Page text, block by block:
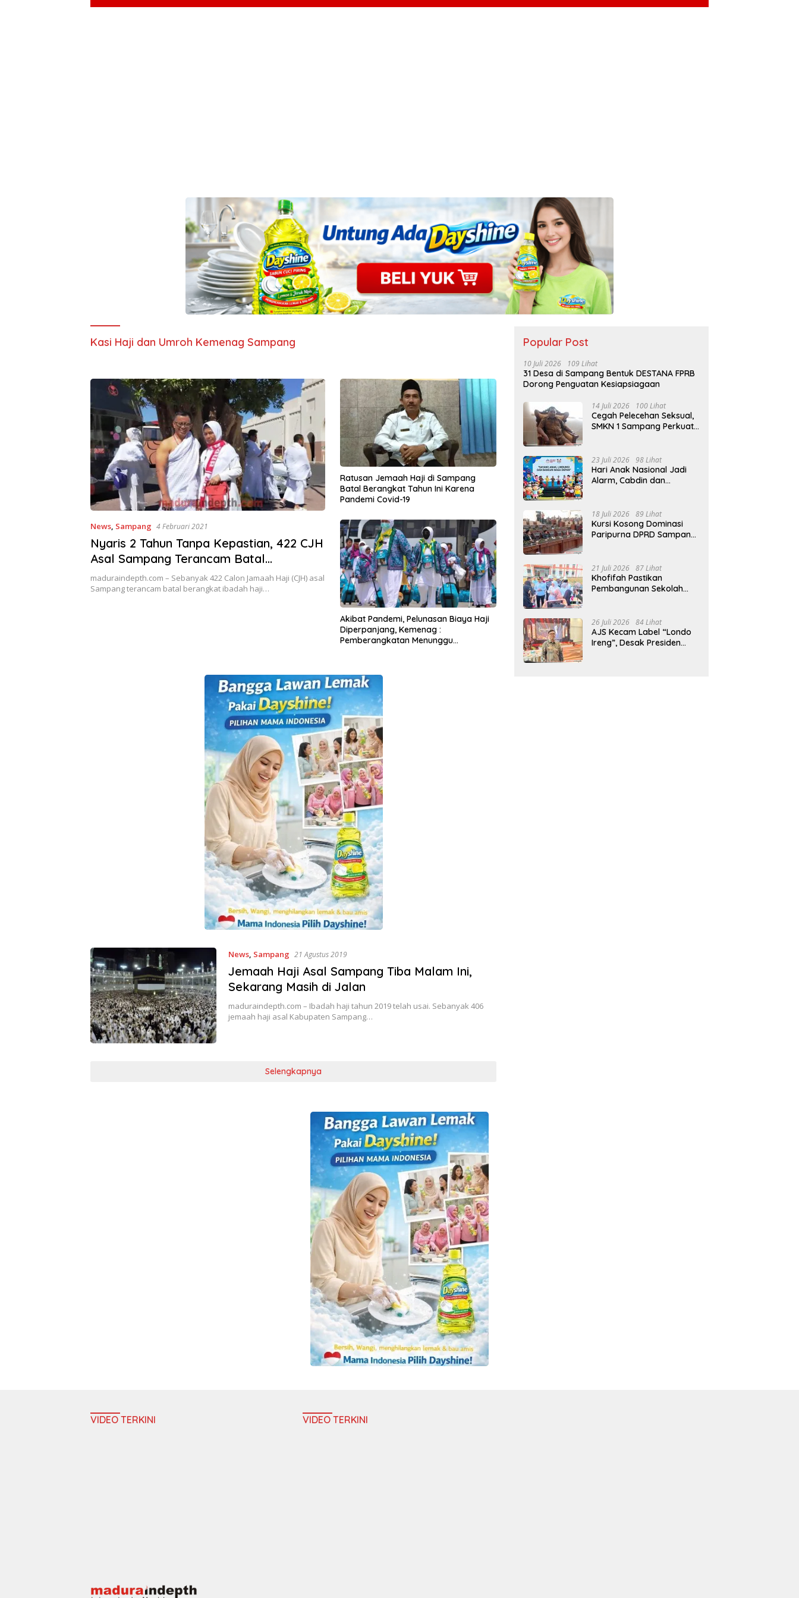
Kasi Haji dan Umroh Kemenag Sampang
News, Sampang 4 Februari 2021
Nyaris 2 Tahun Tanpa Kepastian, 422 CJH
Asal Sampang Terancam Batal
Berangkat
maduraindepth.com – Sebanyak 422 Calon Jamaah Haji (CJH) asal
Sampang terancam batal berangkat ibadah haji…
Ratusan Jemaah Haji di Sampang
Batal Berangkat Tahun Ini Karena
Pandemi Covid-19
Akibat Pandemi, Pelunasan Biaya Haji
Diperpanjang, Kemenag :
Pemberangkatan Menunggu
News, Sampang 21 Agustus 2019
Jemaah Haji Asal Sampang Tiba Malam Ini,
Sekarang Masih di Jalan
maduraindepth.com – Ibadah haji tahun 2019 telah usai. Sebanyak 406
jemaah haji asal Kabupaten Sampang…
Selengkapnya
Popular Post
10 Juli 2026 109 Lihat
31 Desa di Sampang Bentuk DESTANA FPRB
Dorong Penguatan Kesiapsiagaan
14 Juli 2026 100 Lihat
Cegah Pelecehan Seksual,
SMKN 1 Sampang Perkuat
23 Juli 2026 98 Lihat
Hari Anak Nasional Jadi
Alarm, Cabdin dan
Kekerasan Seksual Anak
18 Juli 2026 89 Lihat
Kursi Kosong Dominasi
Paripurna DPRD Sampang,
21 Juli 2026 87 Lihat
Khofifah Pastikan
Pembangunan Sekolah
Indonesia Emas
26 Juli 2026 84 Lihat
AJS Kecam Label “Londo
Ireng”, Desak Presiden
VIDEO TERKINI VIDEO TERKINI